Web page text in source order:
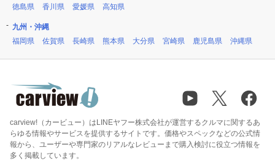
徳島県
香川県 愛媛県 高知県
九州・沖縄
福岡県
佐賀県 長崎県 熊本県 大分県 宮崎県 鹿児島県 沖縄県
carview!（カービュー）はLINEヤフー株式会社が運営するクルマに関するあ
らゆる情報やサービスを提供するサイトです。価格やスペックなどの公式情
報から、ユーザーや専門家のリアルなレビューまで購入検討に役立つ情報を
多く掲載しています。